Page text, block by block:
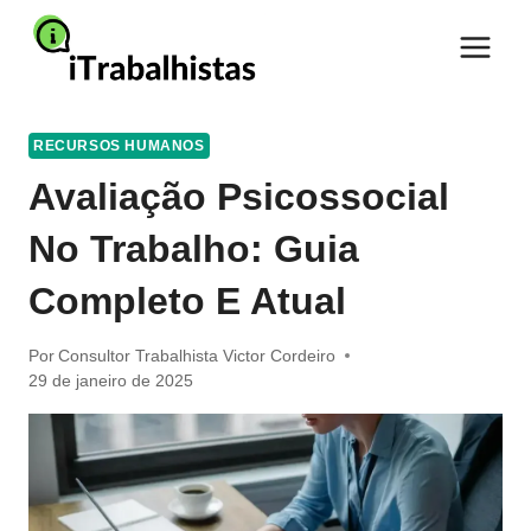
Pular
para
RECURSOS HUMANOS
Avaliação Psicossocial
No Trabalho: Guia
Completo E Atual
Por Consultor Trabalhista Victor Cordeiro
29 de janeiro de 2025